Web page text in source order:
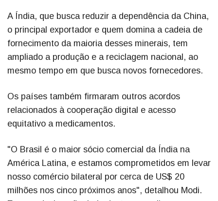
A Índia, que busca reduzir a dependência da China,
o principal exportador e quem domina a cadeia de
fornecimento da maioria desses minerais, tem
ampliado a produção e a reciclagem nacional, ao
mesmo tempo em que busca novos fornecedores.
Os países também firmaram outros acordos
relacionados à cooperação digital e acesso
equitativo a medicamentos.
"O Brasil é o maior sócio comercial da Índia na
América Latina, e estamos comprometidos em levar
nosso comércio bilateral por cerca de US$ 20
milhões nos cinco próximos anos", detalhou Modi.